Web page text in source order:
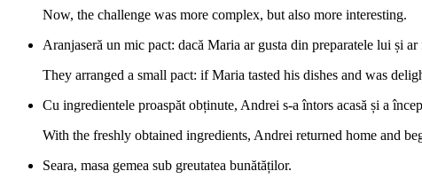
Now, the challenge was more complex, but also more interesting.
Aranjaseră un mic pact: dacă Maria ar gusta din preparatele lui și
They arranged a small pact: if Maria tasted his dishes and was
Cu ingredientele proaspăt obținute, Andrei s-a întors acasă și a
With the freshly obtained ingredients, Andrei returned home and
Seara, masa gemea sub greutatea bunătăților.